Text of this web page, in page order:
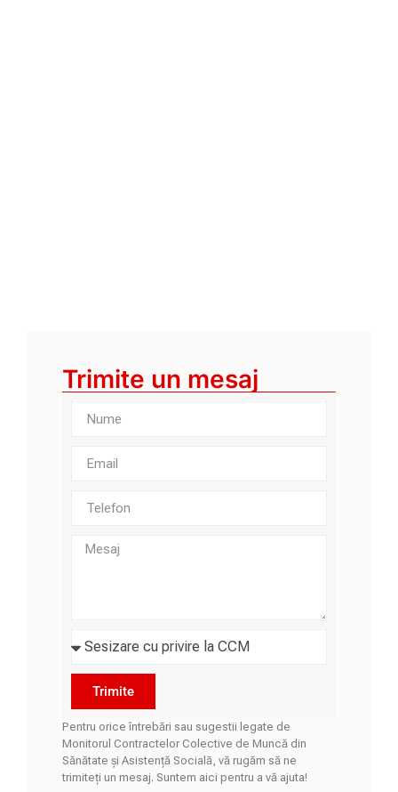
Trimite un mesaj
Trimite
Pentru orice întrebări sau sugestii legate de
Monitorul Contractelor Colective de Muncă din
Sănătate și Asistență Socială, vă rugăm să ne
trimiteți un mesaj. Suntem aici pentru a vă ajuta!